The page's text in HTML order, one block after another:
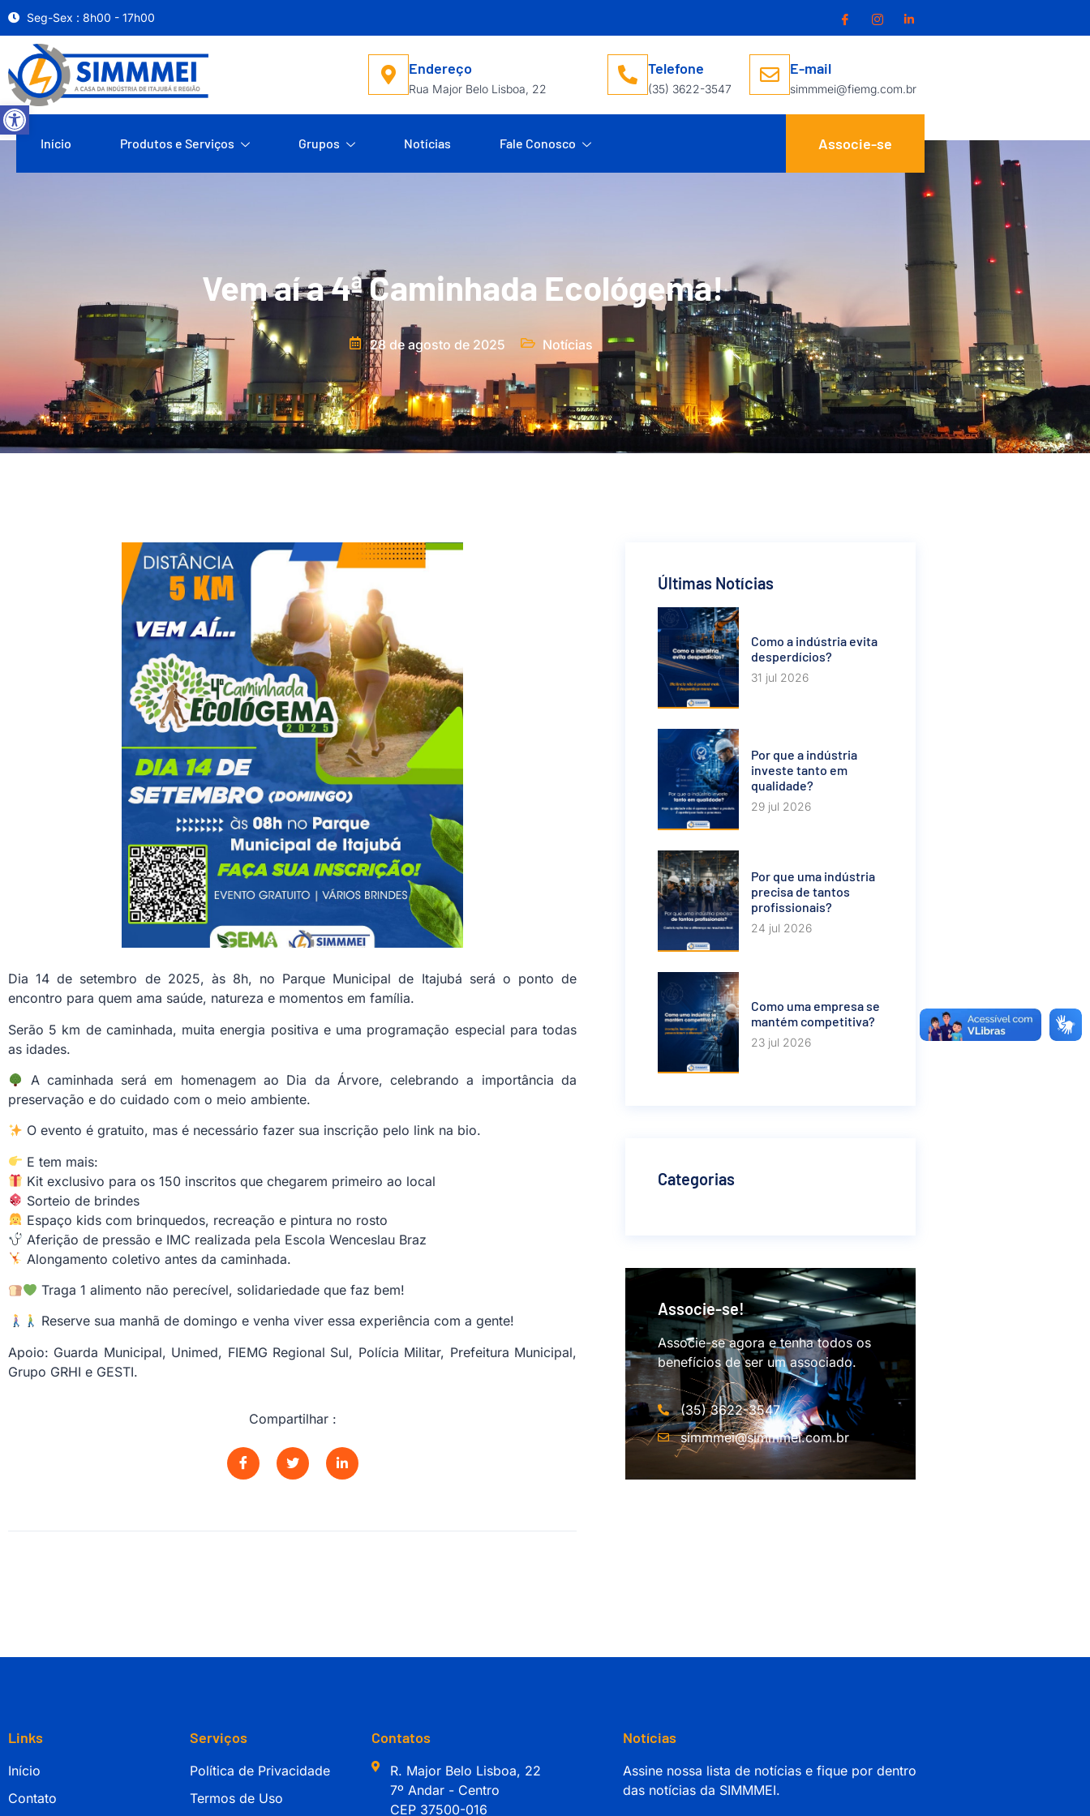
Abrir a barra de ferramentas
Seg-Sex : 8h00 - 17h00
Endereço
Rua Major Belo Lisboa, 22
Telefone
(35) 3622-3547
E-mail
simmmei@fiemg.com.br
Início Produtos e Serviços Grupos Notícias Fale Conosco Associe-se
Vem aí a 4ª Caminhada Ecológema!
28 de agosto de 2025 Notícias
Dia 14 de setembro de 2025, às 8h, no Parque Municipal de Itajubá será o ponto de
encontro para quem ama saúde, natureza e momentos em família.
Serão 5 km de caminhada, muita energia positiva e uma programação especial para todas
as idades.
A caminhada será em homenagem ao Dia da Árvore, celebrando a importância da
preservação e do cuidado com o meio ambiente.
O evento é gratuito, mas é necessário fazer sua inscrição pelo link na bio.
E tem mais:
Kit exclusivo para os 150 inscritos que chegarem primeiro ao local
Sorteio de brindes
Espaço kids com brinquedos, recreação e pintura no rosto
Aferição de pressão e IMC realizada pela Escola Wenceslau Braz
Alongamento coletivo antes da caminhada.
Traga 1 alimento não perecível, solidariedade que faz bem!
Reserve sua manhã de domingo e venha viver essa experiência com a gente!
Apoio: Guarda Municipal, Unimed, FIEMG Regional Sul, Polícia Militar, Prefeitura Municipal,
Grupo GRHI e GESTI.
Compartilhar :
Últimas Notícias
Como a indústria evita
desperdícios?
31 jul 2026
Por que a indústria
investe tanto em
qualidade?
29 jul 2026
Por que uma indústria
precisa de tantos
profissionais?
24 jul 2026
Como uma empresa se
mantém competitiva?
23 jul 2026
Categorias
Associe-se!
Associe-se agora e tenha todos os
benefícios de ser um associado.
(35) 3622-3547
simmmei@simmmei.com.br
Links
Início
Contato
Serviços
Política de Privacidade
Termos de Uso
Contatos
R. Major Belo Lisboa, 22
7º Andar - Centro
CEP 37500-016
Notícias
Assine nossa lista de notícias e fique por dentro
das notícias da SIMMMEI.